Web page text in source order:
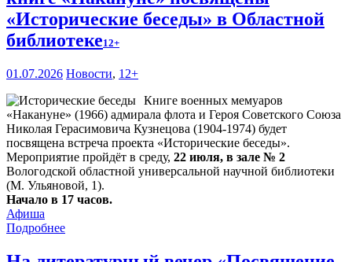
«Исторические беседы» в Областной
библиотеке12+
01.07.2026 Новости, 12+
Книге военных мемуаров
«Накануне» (1966) адмирала флота и Героя Советского Союза
Николая Герасимовича Кузнецова (1904-1974) будет
посвящена встреча проекта «Исторические беседы».
Мероприятие пройдёт в среду, 22 июля, в зале № 2
Вологодской областной универсальной научной библиотеки
(М. Ульяновой, 1).
Начало в 17 часов.
Афиша
Подробнее